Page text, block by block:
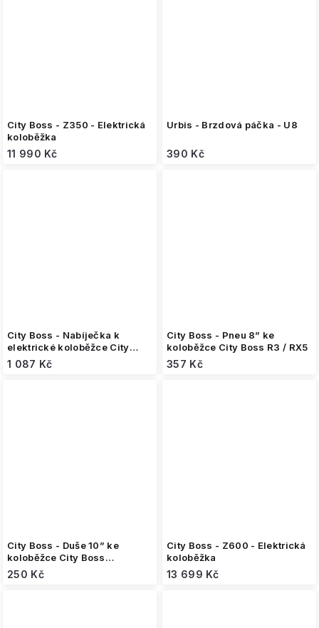
City Boss - Z350 - Elektrická
koloběžka
11 990 Kč
Urbis - Brzdová páčka - U8
390 Kč
City Boss - Nabíječka k
elektrické koloběžce City
Boss D1000/GT8 (60V)
1 087 Kč
City Boss - Pneu 8” ke
koloběžce City Boss R3 / RX5
357 Kč
City Boss - Duše 10” ke
koloběžce City Boss
V4/V5/T7
250 Kč
City Boss - Z600 - Elektrická
koloběžka
13 699 Kč